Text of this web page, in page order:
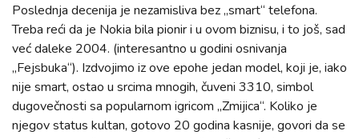
Poslednja decenija je nezamisliva bez „smart“ telefona.
Treba reći da je Nokia bila pionir i u ovom biznisu, i to još, sad
već daleke 2004. (interesantno u godini osnivanja
„Fejsbuka“). Izdvojimo iz ove epohe jedan model, koji je, iako
nije smart, ostao u srcima mnogih, čuveni 3310, simbol
dugovečnosti sa popularnom igricom „Zmijica“. Koliko je
njegov status kultan, gotovo 20 godina kasnije, govori da se